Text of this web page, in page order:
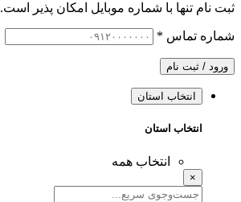
ثبت نام تنها با شماره موبایل امکان پذیر است.
شماره تماس *
ورود / ثبت نام
انتخاب استان
انتخاب استان
انتخاب همه
×